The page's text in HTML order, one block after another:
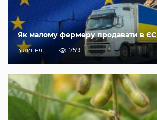
Як малому фермеру продавати в ЄС
3 липня 759